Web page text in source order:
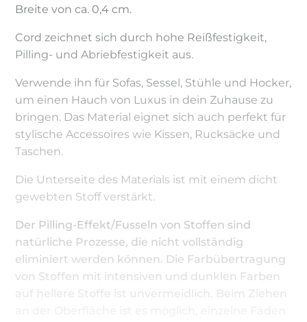
Breite von ca. 0,4 cm.
Cord zeichnet sich durch hohe Reißfestigkeit,
Pilling- und Abriebfestigkeit aus.
Verwende ihn für Sofas, Sessel, Stühle und Hocker,
um einen Hauch von Luxus in dein Zuhause zu
bringen. Das Material eignet sich auch perfekt für
stylische Accessoires wie Kissen, Rucksäcke und
Taschen.
Die Unterseite des Materials ist mit einem dicht
gewebten Stoff verstärkt.
Der Pilling-Effekt/Fusseln von Stoffen sind
natürliche Prozesse, die nicht vollständig
eliminiert werden können. Die Farbübertragung
von Stoffen mit intensiven und dunklen Farben
auf hellere Stoffe ist unvermeidlich. Beim Ziehen